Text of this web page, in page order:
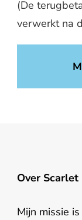
(De
verwerkt na
Over Scarlet
Mijn missie